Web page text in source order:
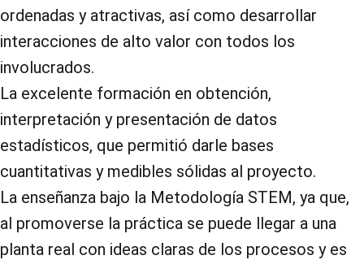
ordenadas y atractivas, así como desarrollar
interacciones de alto valor con todos los
involucrados.
La excelente formación en obtención,
interpretación y presentación de datos
estadísticos, que permitió darle bases
cuantitativas y medibles sólidas al proyecto.
La enseñanza bajo la Metodología STEM, ya que,
al promoverse la práctica se puede llegar a una
planta real con ideas claras de los procesos y es